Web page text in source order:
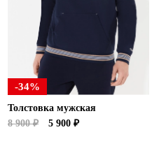
Ханты-Мансийский автономный округ (3)
Челябинская область (2)
Ямало-Ненецкий автономный округ (1)
Ярославская область (1)
-34%
Толстовка мужская
8 900 ₽
5 900 ₽